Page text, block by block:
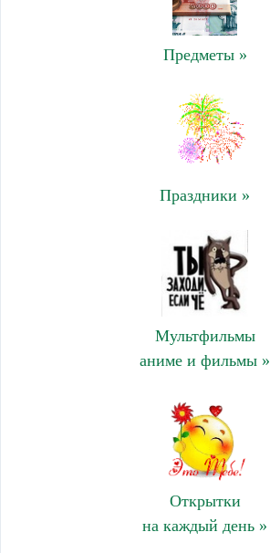
Предметы »
Праздники »
Мультфильмы
аниме и фильмы »
Открытки
на каждый день »